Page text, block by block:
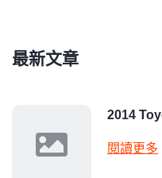
最新文章
2014
閱讀更多